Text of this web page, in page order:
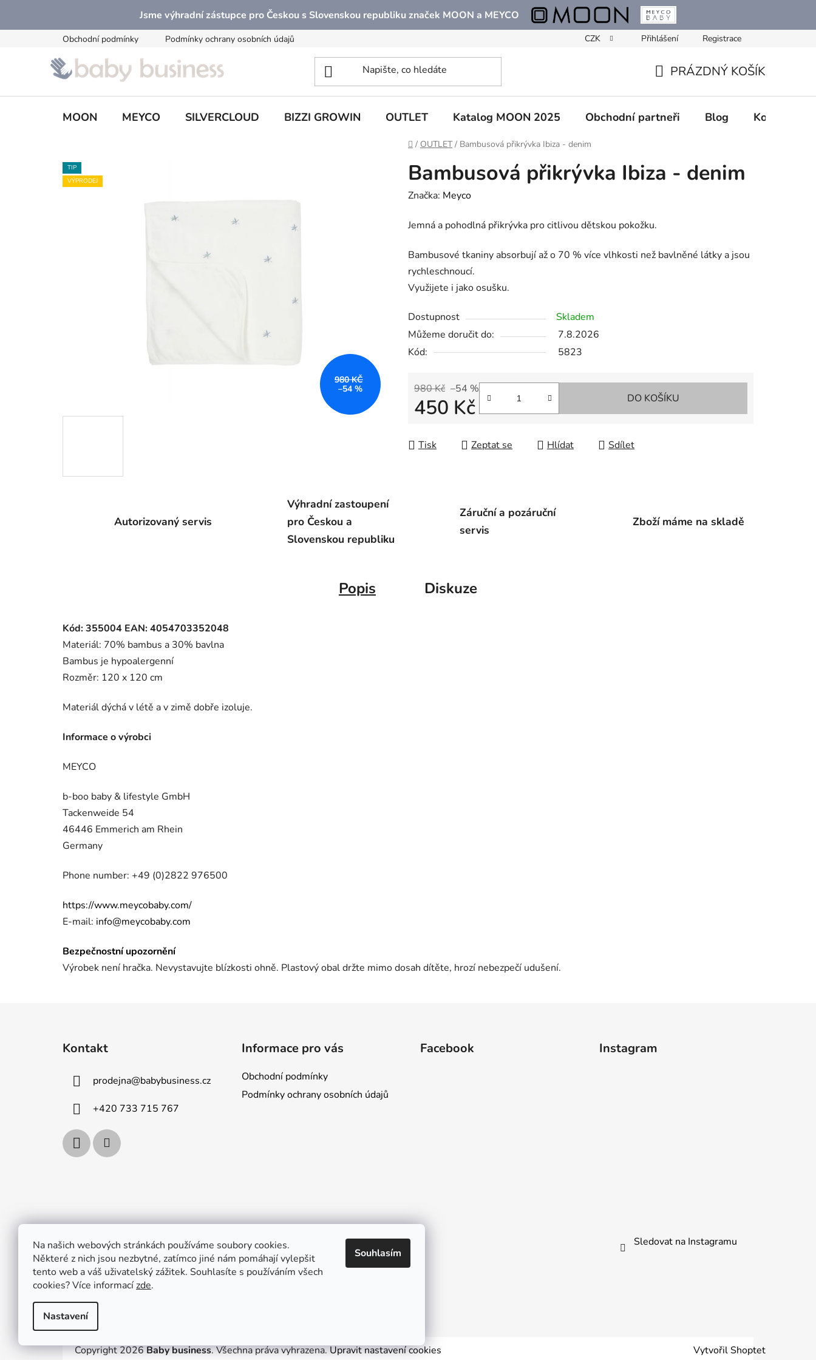
Na našich webových stránkách používáme soubory cookies.
Některé z nich jsou nezbytné, zatímco jiné nám pomáhají vylepšit
tento web a váš uživatelský zážitek. Souhlasíte s používáním všech
cookies?Více informacízde.
Nastavení
Souhlasím
obsah
Jsme výhradní zástupce pro Českou s Slovenskou republiku značek MOON a MEYCO
Obchodní podmínky Podmínky ochrany osobních údajů CZK Přihlášení Registrace
KOŠÍK
PRÁZDNÝ KOŠÍK
MOON MEYCO SILVERCLOUD BIZZI GROWIN OUTLET Katalog MOON 2025 Obchodní partneři Blog Kontakty
Domů
/ OUTLET / Bambusová přikrývka Ibiza - denim
Bambusová přikrývka Ibiza - denim
Značka: Meyco
Jemná a pohodlná přikrývka pro citlivou dětskou pokožku.
Bambusové tkaniny absorbují až o 70 % více vlhkosti než bavlněné látky a jsou
rychleschnoucí.
Využijete i jako osušku.
Dostupnost
Skladem
Můžeme doručit do:
7.8.2026
Kód:
5823
980 Kč –54 %
450 Kč DO KOŠÍKU
Tisk Zeptat se Hlídat Sdílet
TIP
VÝPRODEJ
980 KČ
–54 %
Autorizovaný servis
Výhradní zastoupení
pro Českou a
Slovenskou republiku
Záruční a pozáruční
servis
Zboží máme na skladě
Popis Diskuze
Kód: 355004 EAN: 4054703352048
Materiál: 70% bambus a 30% bavlna
Bambus je hypoalergenní
Rozměr: 120 x 120 cm
Materiál dýchá v létě a v zimě dobře izoluje.
Informace o výrobci
MEYCO
b-boo baby & lifestyle GmbH
Tackenweide 54
46446 Emmerich am Rhein
Germany
Phone number: +49 (0)2822 976500
https://www.meycobaby.com/
E-mail: info@meycobaby.com
Bezpečnostní upozornění
Výrobek není hračka. Nevystavujte blízkosti ohně. Plastový obal držte mimo dosah dítěte, hrozí nebezpečí udušení.
Kontakt
prodejna@babybusiness.cz
+420 733 715 767
Informace pro vás
Obchodní podmínky
Podmínky ochrany osobních údajů
Facebook Instagram
Sledovat na Instagramu
Vytvořil Shoptet
Copyright 2026Baby business. Všechna práva vyhrazena.Upravit nastavení cookies